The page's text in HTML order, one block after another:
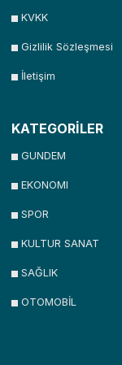
KVKK
Gizlilik Sözleşmesi
İletişim
KATEGORİLER
GUNDEM
EKONOMI
SPOR
KULTUR SANAT
SAĞLIK
OTOMOBİL